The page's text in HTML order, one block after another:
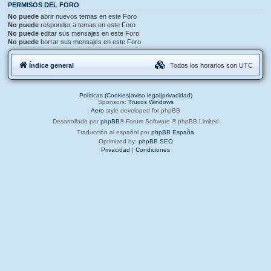
PERMISOS DEL FORO
No puede abrir nuevos temas en este Foro
No puede responder a temas en este Foro
No puede editar sus mensajes en este Foro
No puede borrar sus mensajes en este Foro
Índice general Todos los horarios son UTC
Políticas (Cookies|aviso legal|privacidad)
Sponsors: Trucos Windows
Aero style developed for phpBB
Desarrollado por phpBB® Forum Software © phpBB Limited
Traducción al español por phpBB España
Optimized by: phpBB SEO
Privacidad | Condiciones